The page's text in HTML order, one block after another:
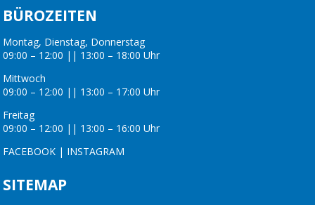
BÜROZEITEN
Montag, Dienstag, Donnerstag
09:00 – 12:00 || 13:00 – 18:00 Uhr
Mittwoch
09:00 – 12:00 || 13:00 – 17:00 Uhr
Freitag
09:00 – 12:00 || 13:00 – 16:00 Uhr
FACEBOOK | INSTAGRAM
SITEMAP